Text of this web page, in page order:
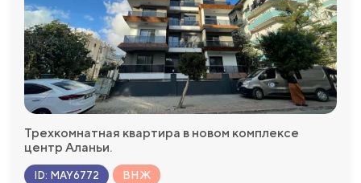
Трехкомнатная квартира в новом комплексе
центр Аланьи.
ID: MAY6772 ВНЖ